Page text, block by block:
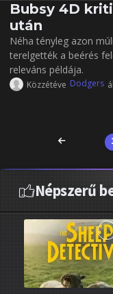
Bubsy 4D
után
Néha tényleg azon
terelgették a beérés
releváns példája.
Közzétéve Dodgers
Népszerű